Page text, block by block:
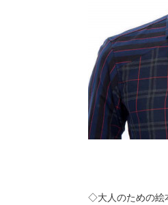
◇大人のための絵